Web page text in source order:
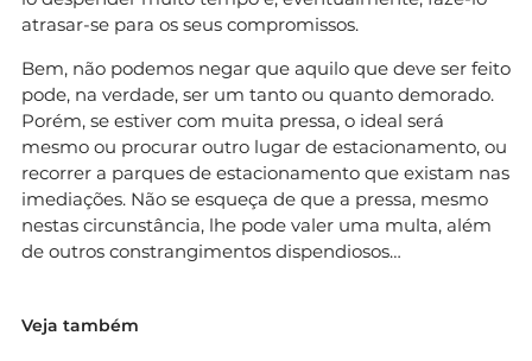
atrasar-se para os seus compromissos.
Bem, não podemos negar que aquilo que deve ser feito
pode, na verdade, ser um tanto ou quanto demorado.
Porém, se estiver com muita pressa, o ideal será
mesmo ou procurar outro lugar de estacionamento, ou
recorrer a parques de estacionamento que existam nas
imediações. Não se esqueça de que a pressa, mesmo
nestas circunstância, lhe pode valer uma multa, além
de outros constrangimentos dispendiosos…
Veja também